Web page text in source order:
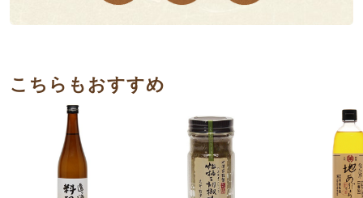
こちらもおすすめ